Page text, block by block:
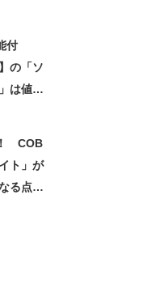
付
の「ソ
は値段
COB
ト」が
る点